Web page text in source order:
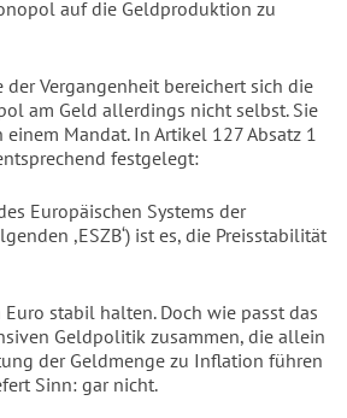
auf die Geldproduktion zu
der Vergangenheit bereichert sich die
am Geld allerdings nicht selbst. Sie
Mandat. In Artikel 127 Absatz 1
festgelegt:
Europäischen Systems der
,ESZB‘) ist es, die Preisstabilität
stabil halten. Doch wie passt das
Geldpolitik zusammen, die allein
der Geldmenge zu Inflation führen
Sinn: gar nicht.